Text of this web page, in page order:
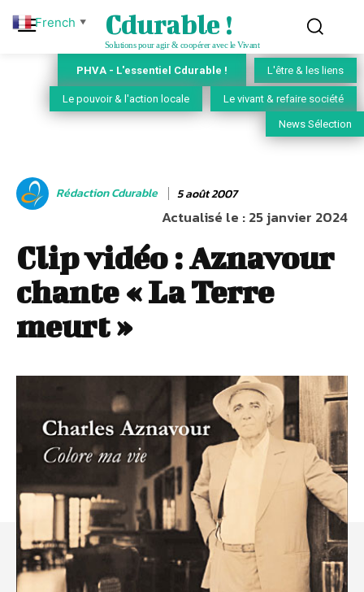
Cdurable !
Solutions pour agir & coopérer avec le Vivant
PHVA - L'essentiel Cdurable ! L'être & les liens
Le pouvoir & l'action locale Le vivant & refaire société
News Sélection
Rédaction Cdurable 5 août 2007
Actualisé le :25 janvier 2024
Clip vidéo : Aznavour
chante « La Terre
meurt »
French ▼